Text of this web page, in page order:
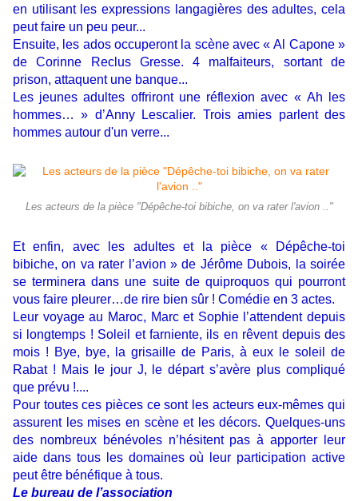
en utilisant les expressions langagières des adultes, cela
peut faire un peu peur...
Ensuite, les ados occuperont la scène avec « Al Capone »
de Corinne Reclus Gresse. 4 malfaiteurs, sortant de
prison, attaquent une banque...
Les jeunes adultes offriront une réflexion avec « Ah les
hommes… » d’Anny Lescalier. Trois amies parlent des
hommes autour d'un verre...
Les acteurs de la pièce "Dépêche-toi bibiche, on va rater l'avion .."
Et enfin, avec les adultes et la pièce « Dépêche-toi
bibiche, on va rater l’avion » de Jérôme Dubois, la soirée
se terminera dans une suite de quiproquos qui pourront
vous faire pleurer…de rire bien sûr ! Comédie en 3 actes.
Leur voyage au Maroc, Marc et Sophie l’attendent depuis
si longtemps ! Soleil et farniente, ils en rêvent depuis des
mois ! Bye, bye, la grisaille de Paris, à eux le soleil de
Rabat ! Mais le jour J, le départ s’avère plus compliqué
que prévu !....
Pour toutes ces pièces ce sont les acteurs eux-mêmes qui
assurent les mises en scène et les décors. Quelques-uns
des nombreux bénévoles n’hésitent pas à apporter leur
aide dans tous les domaines où leur participation active
peut être bénéfique à tous.
Le bureau de l’association